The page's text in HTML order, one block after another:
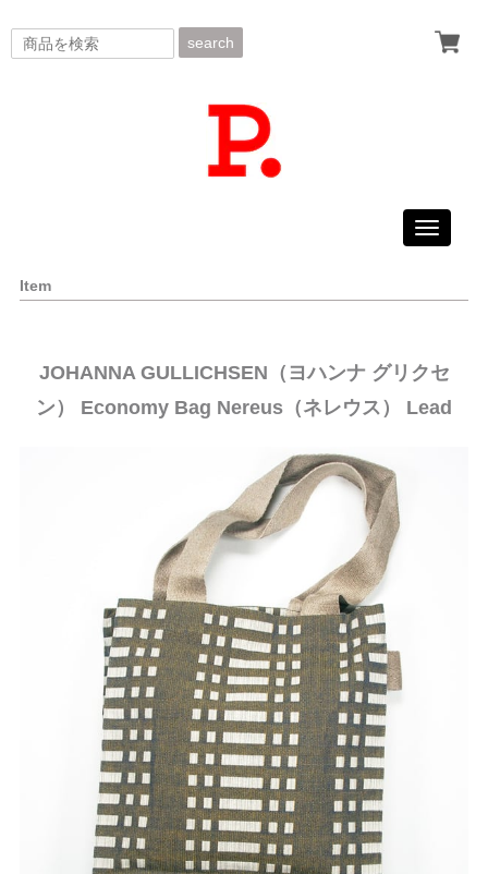
search
Toggle
Item
JOHANNA GULLICHSEN（ヨハンナ グリクセ
ン） Economy Bag Nereus（ネレウス） Lead